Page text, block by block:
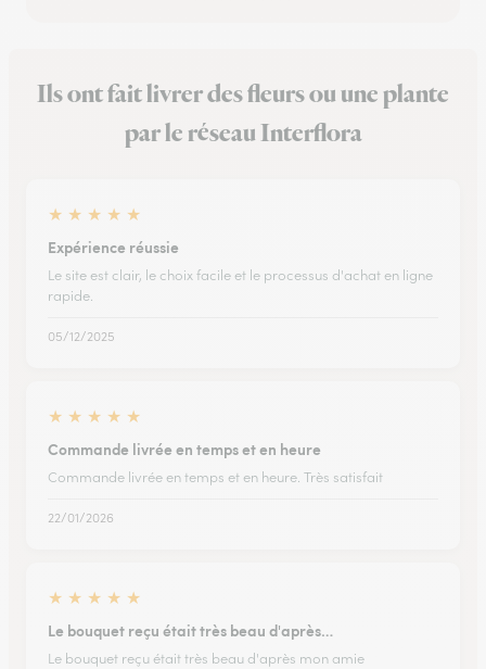
Ils ont fait livrer des fleurs ou une plante
par le réseau Interflora
★ ★ ★ ★ ★
Expérience réussie
Le site est clair, le choix facile et le processus d'achat en ligne
rapide.
05/12/2025
★ ★ ★ ★ ★
Commande livrée en temps et en heure
Commande livrée en temps et en heure. Très satisfait
22/01/2026
★ ★ ★ ★ ★
Le bouquet reçu était très beau d'après…
Le bouquet reçu était très beau d'après mon amie